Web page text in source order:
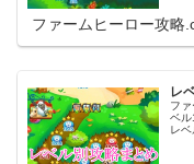
ファームヒーロー攻略
レ
フ
ベル
レ